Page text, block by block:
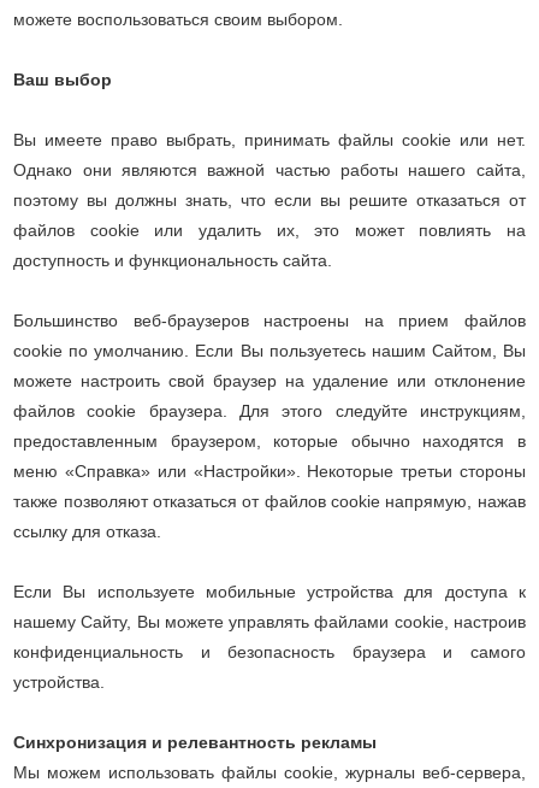
можете воспользоваться своим выбором.
Ваш выбор
Вы имеете право выбрать, принимать файлы cookie или нет.
Однако они являются важной частью работы нашего сайта,
поэтому вы должны знать, что если вы решите отказаться от
файлов cookie или удалить их, это может повлиять на
доступность и функциональность сайта.
Большинство веб-браузеров настроены на прием файлов
cookie по умолчанию. Если Вы пользуетесь нашим Сайтом, Вы
можете настроить свой браузер на удаление или отклонение
файлов cookie браузера. Для этого следуйте инструкциям,
предоставленным браузером, которые обычно находятся в
меню «Справка» или «Настройки». Некоторые третьи стороны
также позволяют отказаться от файлов cookie напрямую, нажав
ссылку для отказа.
Если Вы используете мобильные устройства для доступа к
нашему Сайту, Вы можете управлять файлами cookie, настроив
конфиденциальность и безопасность браузера и самого
устройства.
Синхронизация и релевантность рекламы
Мы можем использовать файлы cookie, журналы веб-сервера,